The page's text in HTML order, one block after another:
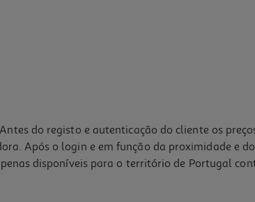
do registo e autenticação do cliente os
Após o login e em função da proximidade e
disponíveis para o território de Portugal